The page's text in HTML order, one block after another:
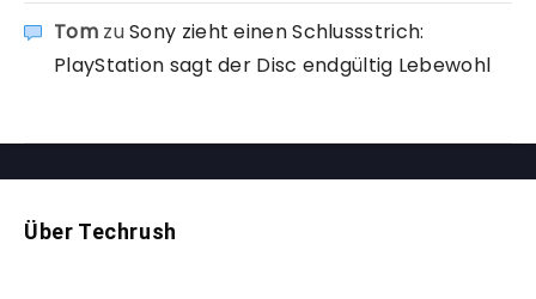
TomzuSony zieht einen Schlussstrich:
PlayStation sagt der Disc endgültig Lebewohl
Über Techrush